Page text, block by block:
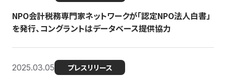
NPO会計税務専門家ネットワークが「認定NPO法人白書」
を発行、コングラントはデータベース提供協力
2025.03.05 プレスリリース